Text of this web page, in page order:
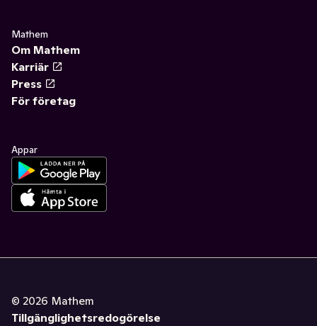
Mathem
Om Mathem
Karriär
Press
För företag
Appar
© 2026 Mathem
Tillgänglighetsredogörelse